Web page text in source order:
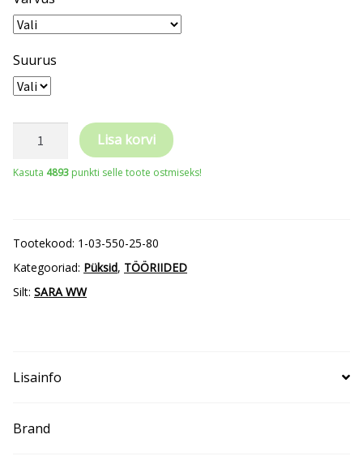
Suurus
Crafter
traksipüksid
Lisa korvi
Kasuta 4893 punkti selle toote ostmiseks!
Tootekood: 1-03-550-25-80
Kategooriad: Püksid, TÖÖRIIDED
Silt: SARA WW
Lisainfo
Brand